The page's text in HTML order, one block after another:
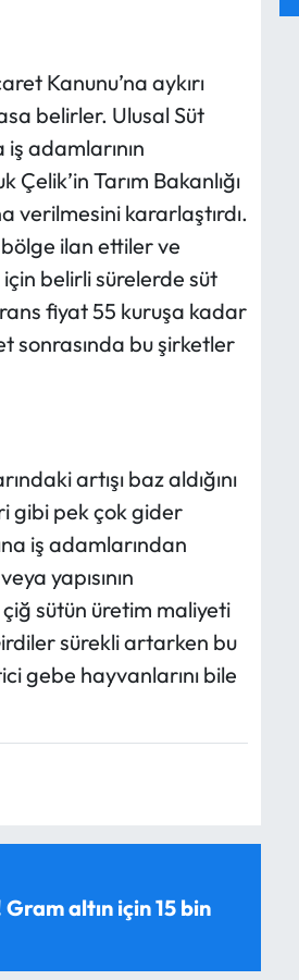
Kanunu’na aykırı
belirler. Ulusal Süt
adamlarının
Tarım Bakanlığı
verilmesini kararlaştırdı.
ilan ettiler ve
belirli sürelerde süt
fiyat 55 kuruşa kadar
sonrasında bu şirketler
artışı baz aldığını
gibi pek çok gider
iş adamlarından
yapısının
sütün üretim maliyeti
sürekli artarken bu
gebe hayvanlarını bile
altın için 15 bin